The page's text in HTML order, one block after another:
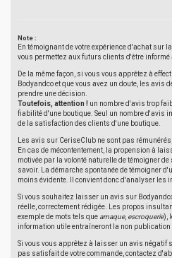
Note :
En témoignant de votre expérience d'achat sur
vous permettez aux futurs clients d'être informé
De la même façon, si vous vous apprêtez à
Bodyandco et que vous avez un doute, les avis
prendre une décision.
Toutefois, attention ! un nombre d'avis trop
fiabilité d'une boutique. Seul un nombre d'avis
de la satisfaction des clients d'une boutique.
Les avis sur CeriseClub ne sont pas
En cas de mécontentement, la propension à
motivée par la volonté naturelle de témoigner
savoir. La démarche spontanée de témoigner
moins évidente. Il convient donc d'analyser les
Si vous souhaitez laisser un avis sur
réelle, correctement rédigée. Les propos
exemple de mots tels que arnaque, escroquerie),
information utile entraîneront la non publication
Si vous vous apprêtez à laisser un avis négatif
pas satisfait de votre commande, contactez